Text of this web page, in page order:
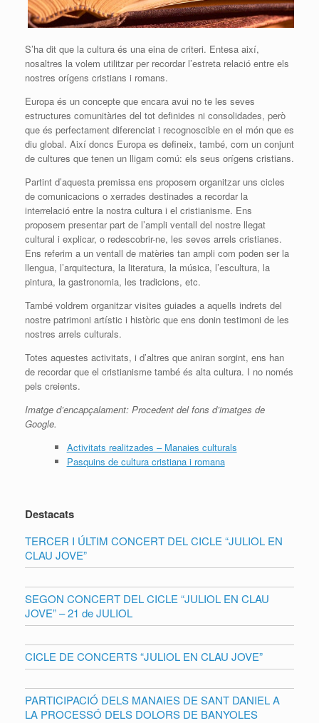
S’ha dit que la cultura és una eina de criteri. Entesa així,
nosaltres la volem utilitzar per recordar l’estreta relació entre els
nostres orígens cristians i romans.
Europa és un concepte que encara avui no te les seves
estructures comunitàries del tot definides ni consolidades, però
que és perfectament diferenciat i recognoscible en el món que es
diu global. Així doncs Europa es defineix, també, com un conjunt
de cultures que tenen un lligam comú: els seus orígens cristians.
Partint d’aquesta premissa ens proposem organitzar uns cicles
de comunicacions o xerrades destinades a recordar la
interrelació entre la nostra cultura i el cristianisme. Ens
proposem presentar part de l’ampli ventall del nostre llegat
cultural i explicar, o redescobrir-ne, les seves arrels cristianes.
Ens referim a un ventall de matèries tan ampli com poden ser la
llengua, l’arquitectura, la literatura, la música, l’escultura, la
pintura, la gastronomia, les tradicions, etc.
També voldrem organitzar visites guiades a aquells indrets del
nostre patrimoni artístic i històric que ens donin testimoni de les
nostres arrels culturals.
Totes aquestes activitats, i d’altres que aniran sorgint, ens han
de recordar que el cristianisme també és alta cultura. I no només
pels creients.
Imatge d’encapçalament: Procedent del fons d’imatges de
Google.
Activitats realitzades – Manaies culturals
Pasquins de cultura cristiana i romana
Destacats
TERCER I ÚLTIM CONCERT DEL CICLE “JULIOL EN
CLAU JOVE”
SEGON CONCERT DEL CICLE “JULIOL EN CLAU
JOVE” – 21 de JULIOL
CICLE DE CONCERTS “JULIOL EN CLAU JOVE”
PARTICIPACIÓ DELS MANAIES DE SANT DANIEL A
LA PROCESSÓ DELS DOLORS DE BANYOLES